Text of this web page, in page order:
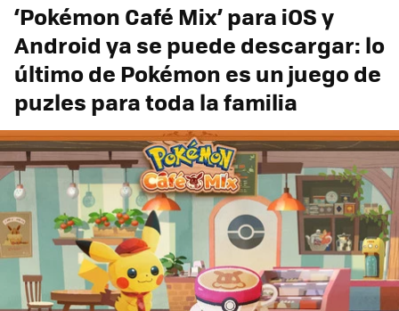
‘Pokémon Café Mix’ para iOS y
Android ya se puede descargar: lo
último de Pokémon es un juego de
puzles para toda la familia